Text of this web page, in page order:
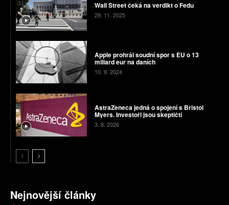
Wall Street čeká na verdikt o Fedu
29. 11. 2025
Apple prohrál soudní spor s EU o 13
miliard eur na daních
10. 9. 2024
AstraZeneca jedná o spojení s Bristol
Myers. Investoři jsou skeptičtí
3. 8. 2026
Nejnovější články